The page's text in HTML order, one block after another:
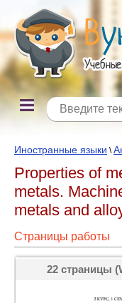
Иностранные языки \
Properties of
metals.
metals and
Страницы работы
22 страницы